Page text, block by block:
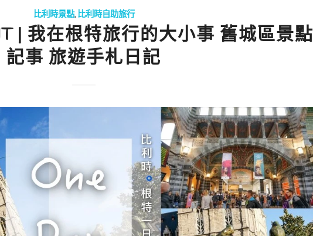
比利時景點,比利時自助旅行
| 我在根特旅行的大小事 舊城區景點
記事 旅遊手札日記